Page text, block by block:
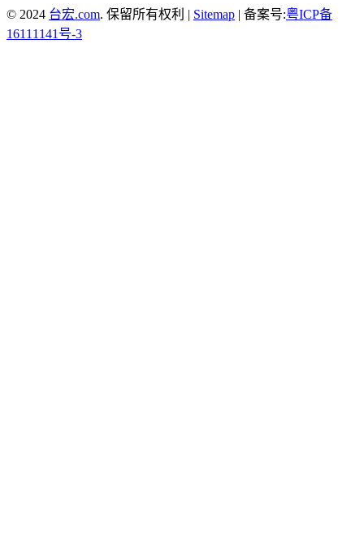
© 2024 台宏.com. 保留所有权利 | Sitemap | 备案号:粤ICP备
16111141号-3